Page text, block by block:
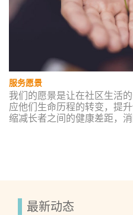
服务愿景
我们的愿景是让在社区生活
应他们生命历程的转变，提
缩减长者之间的健康差距，
最新动态